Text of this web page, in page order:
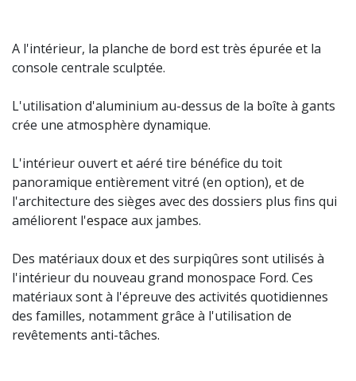
A l'intérieur, la planche de bord est très épurée et la
console centrale sculptée.
L'utilisation d'aluminium au-dessus de la boîte à gants
crée une atmosphère dynamique.
L'intérieur ouvert et aéré tire bénéfice du toit
panoramique entièrement vitré (en option), et de
l'architecture des sièges avec des dossiers plus fins qui
améliorent l'espace aux jambes.
Des matériaux doux et des surpiqûres sont utilisés à
l'intérieur du nouveau grand monospace Ford. Ces
matériaux sont à l'épreuve des activités quotidiennes
des familles, notamment grâce à l'utilisation de
revêtements anti-tâches.